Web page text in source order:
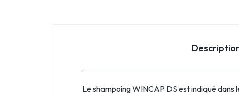
Le shampoing WINCAP DS est indiqué